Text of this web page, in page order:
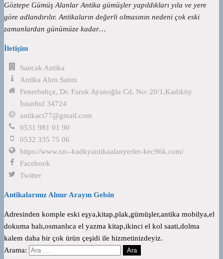
Göztepe Gümüş Alanlar Antika gümüşler yapıldıkları yıla ve yere
göre adlandırılır. Antikaların değerli olmasının nedeni çok eski
zamanlardan günümüze kadar…
İletişim
Sancak Antika
Antika Alım Satım
Fenerbahçe, Dr. Faruk Ayanoğlu Cd. No: 20/1,Kadıköy
İstanbul 34724
antikaci77@gmail.com
0531 981 01 90
0532 335 75 06
https://www.xn--kadkyantikaalanyerler-kec96k.com/
Facebook
Twitter
Antikalarınız Alınır Arayın Gelsin
Adresinden komple eski eşya,kitap,plak,gümüşler,antika mobilya,el
dokuma halı,osmanlıca el yazma kitap,ikinci el kol saati,dolma
kalem daha bir çok ürün çeşidi ile hizmetinizdeyiz.
Arama: